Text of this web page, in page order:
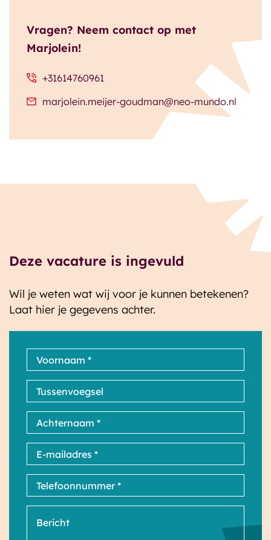
Vragen? Neem contact op met
Marjolein!
+31614760961
marjolein.meijer-goudman@neo-mundo.nl
Deze vacature is ingevuld
Wil je weten wat wij voor je kunnen betekenen?
Laat hier je gegevens achter.